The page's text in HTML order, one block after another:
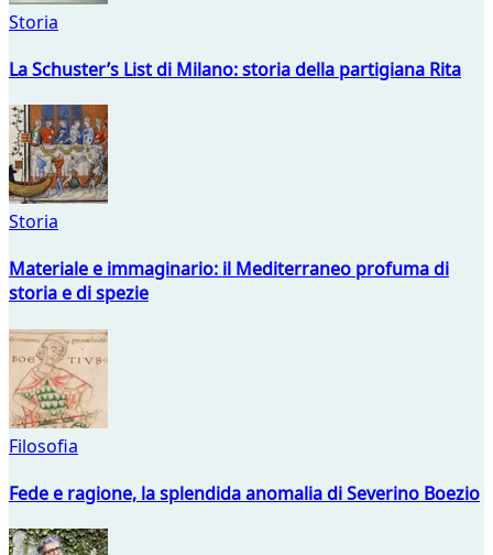
Storia
La Schuster’s List di Milano: storia della partigiana Rita
Storia
Materiale e immaginario: il Mediterraneo profuma di
storia e di spezie
Filosofia
Fede e ragione, la splendida anomalia di Severino Boezio